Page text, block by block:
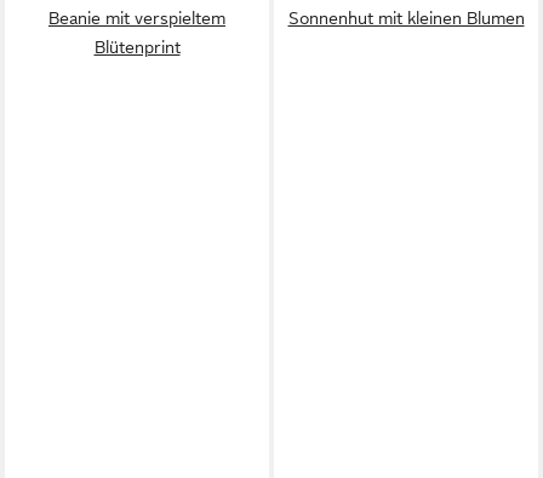
Beanie mit verspieltem
Blütenprint
Sonnenhut mit kleinen Blumen